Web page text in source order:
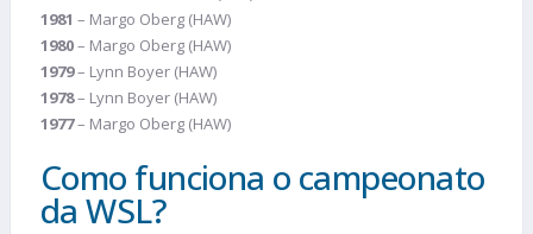
1981 – Margo Oberg (HAW)
1980– Margo Oberg (HAW)
1979– Lynn Boyer (HAW)
1978– Lynn Boyer (HAW)
1977– Margo Oberg (HAW)
Como funciona o campeonato
da WSL?